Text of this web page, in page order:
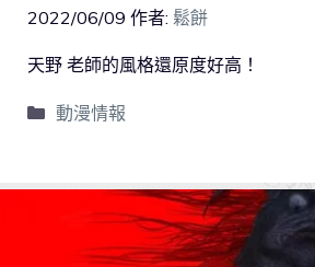
2022/06/09 作者: 鬆餅
天野 老師的風格還原度好高！
動漫情報